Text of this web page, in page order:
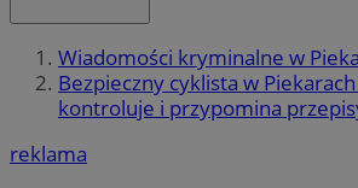
Wiadomości kryminalne w
Bezpieczny cyklista w
kontroluje i przypomina
reklama